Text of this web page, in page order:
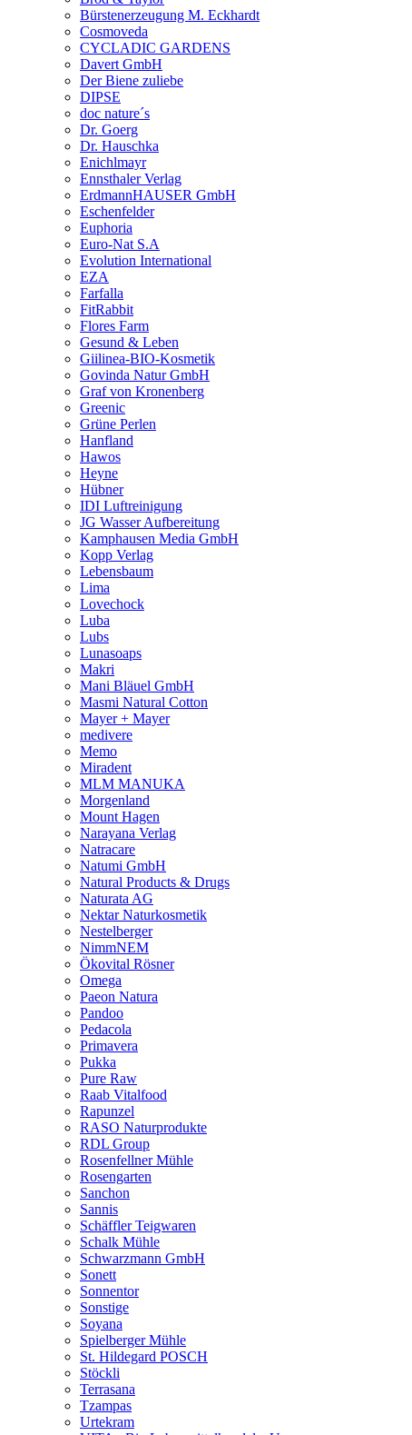
Bürstenerzeugung M. Eckhardt
Cosmoveda
CYCLADIC GARDENS
Davert GmbH
Der Biene zuliebe
DIPSE
doc nature´s
Dr. Goerg
Dr. Hauschka
Enichlmayr
Ennsthaler Verlag
ErdmannHAUSER GmbH
Eschenfelder
Euphoria
Euro-Nat S.A
Evolution International
EZA
Farfalla
FitRabbit
Flores Farm
Gesund & Leben
Giilinea-BIO-Kosmetik
Govinda Natur GmbH
Graf von Kronenberg
Greenic
Grüne Perlen
Hanfland
Hawos
Heyne
Hübner
IDI Luftreinigung
JG Wasser Aufbereitung
Kamphausen Media GmbH
Kopp Verlag
Lebensbaum
Lima
Lovechock
Luba
Lubs
Lunasoaps
Makri
Mani Bläuel GmbH
Masmi Natural Cotton
Mayer + Mayer
medivere
Memo
Miradent
MLM MANUKA
Morgenland
Mount Hagen
Narayana Verlag
Natracare
Natumi GmbH
Natural Products & Drugs
Naturata AG
Nektar Naturkosmetik
Nestelberger
NimmNEM
Ökovital Rösner
Omega
Paeon Natura
Pandoo
Pedacola
Primavera
Pukka
Pure Raw
Raab Vitalfood
Rapunzel
RASO Naturprodukte
RDL Group
Rosenfellner Mühle
Rosengarten
Sanchon
Sannis
Schäffler Teigwaren
Schalk Mühle
Schwarzmann GmbH
Sonett
Sonnentor
Sonstige
Soyana
Spielberger Mühle
St. Hildegard POSCH
Stöckli
Terrasana
Tzampas
Urtekram